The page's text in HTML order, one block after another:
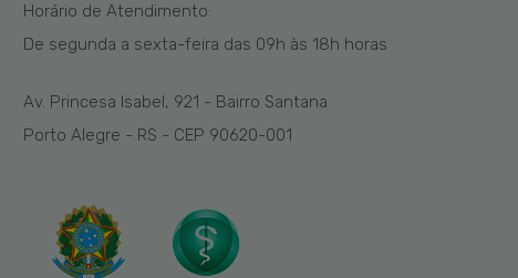
Horário de Atendimento:
De segunda a sexta-feira das 09h às 18h horas
Av. Princesa Isabel, 921 - Bairro Santana
Porto Alegre - RS - CEP 90620-001